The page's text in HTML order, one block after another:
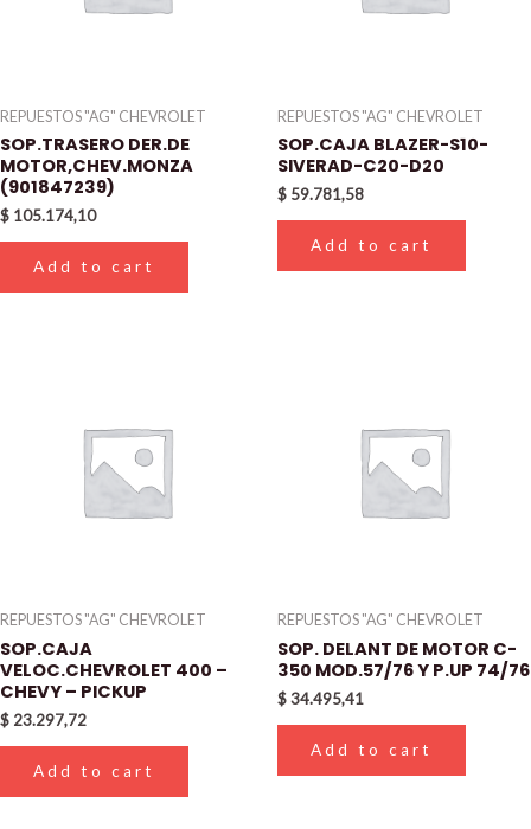
REPUESTOS "AG" CHEVROLET
SOP.TRASERO DER.DE
MOTOR,CHEV.MONZA
(901847239)
$ 105.174,10
Add to cart
REPUESTOS "AG" CHEVROLET
SOP.CAJA BLAZER-S10-
SIVERAD-C20-D20
$ 59.781,58
Add to cart
REPUESTOS "AG" CHEVROLET
SOP.CAJA
VELOC.CHEVROLET 400 –
CHEVY – PICKUP
$ 23.297,72
Add to cart
REPUESTOS "AG" CHEVROLET
SOP. DELANT DE MOTOR C-
350 MOD.57/76 Y P.UP 74/76
$34.495,41
Add to cart